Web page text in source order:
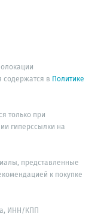
содержатся в Политике
только при
гиперссылки на
представленные
к покупке
ИНН/КПП